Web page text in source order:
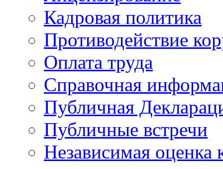
Кадровая политика
Противодействие
Оплата труда
Справочная
Публичная
Публичные встречи
Независимая оценка